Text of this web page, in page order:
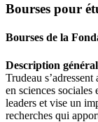
Bourses pour
Bourses de la
Description
Trudeau
en sciences
leaders et vise un
recherches qui